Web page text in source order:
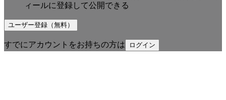
ィールに登録して公開できる
ユーザー登録（無料）
すでにアカウントをお持ちの方は ログイン